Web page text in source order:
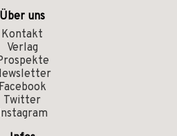
Über uns
Kontakt
Verlag
Facebook
Twitter